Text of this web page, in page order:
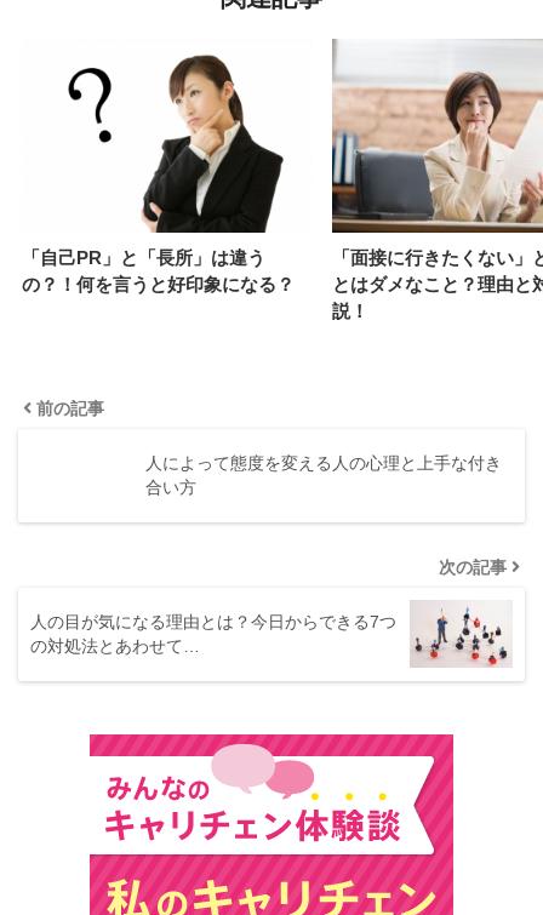
「自己PR」と「長所」は違う
の？！何を言うと好印象になる？
「面接に行きたくない」
とはダメなこと？理由と
説！
前の記事
人によって態度を変える人の心理と上手な付き
合い方
次の記事
人の目が気になる理由とは？今日からできる7つ
の対処法とあわせて…